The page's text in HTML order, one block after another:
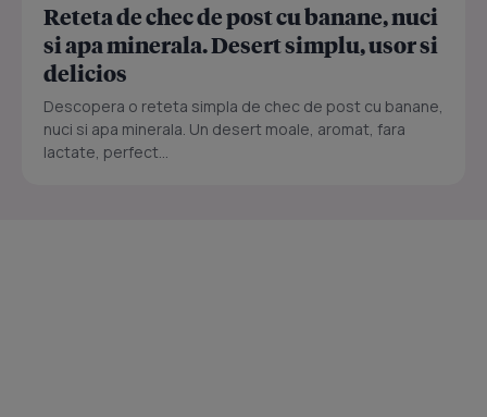
Reteta de chec de post cu banane, nuci
si apa minerala. Desert simplu, usor si
delicios
Descopera o reteta simpla de chec de post cu banane,
nuci si apa minerala. Un desert moale, aromat, fara
lactate, perfect...